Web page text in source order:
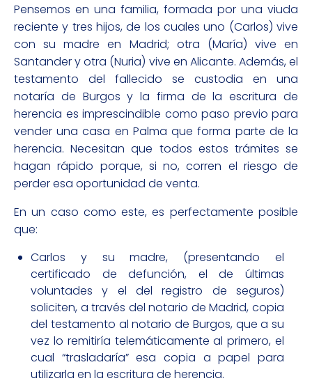
Pensemos en una familia, formada por una viuda
reciente y tres hijos, de los cuales uno (Carlos) vive
con su madre en Madrid; otra (María) vive en
Santander y otra (Nuria) vive en Alicante. Además, el
testamento del fallecido se custodia en una
notaría de Burgos y la firma de la escritura de
herencia es imprescindible como paso previo para
vender una casa en Palma que forma parte de la
herencia. Necesitan que todos estos trámites se
hagan rápido porque, si no, corren el riesgo de
perder esa oportunidad de venta.
En un caso como este, es perfectamente posible
que:
Carlos y su madre, (presentando el
certificado de defunción, el de últimas
voluntades y el del registro de seguros)
soliciten, a través del notario de Madrid, copia
del testamento al notario de Burgos, que a su
vez lo remitiría telemáticamente al primero, el
cual “trasladaría” esa copia a papel para
utilizarla en la escritura de herencia.